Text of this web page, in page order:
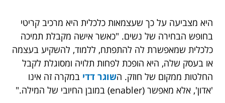
היא מצביעה על כך שעצמאות כלכלית היא מרכיב קריטי
בחופש הבחירה של נשים. "כאשר אישה מקבלת תמיכה
כלכלית שמאפשרת לה להתפתח, ללמוד, להשקיע בעצמה
או בעסק שלה, היא הופכת לפחות תלויה ומסוגלת לקבל
החלטות ממקום של חוזק. השוגר דדי במקרה זה אינו
'אדון', אלא מאפשר (enabler) במובן החיובי של המילה."